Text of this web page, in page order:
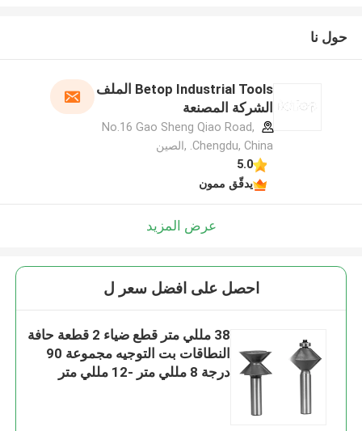
حول نا
Betop Industrial Tools الملف
الشركة المصنعة
No.16 Gao Sheng Qiao Road,
Chengdu, China. ,الصين
5.0
يدقّق ممون
عرض المزيد
احصل على افضل سعر ل
38 مللي متر قطع ضياء 2 قطعة حافة
النطاقات بت التوجيه مجموعة 90
درجة 8 مللي متر -12 مللي متر